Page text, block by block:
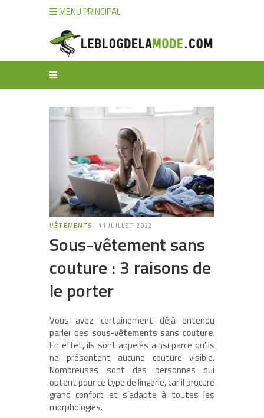
MENU PRINCIPAL
VÊTEMENTS 11 JUILLET 2022
Sous-vêtement sans
couture : 3 raisons de
le porter
Vous avez certainement déjà entendu
parler des sous-vêtements sans couture.
En effet, ils sont appelés ainsi parce qu’ils
ne présentent aucune couture visible.
Nombreuses sont des personnes qui
optent pour ce type de lingerie, car il procure
grand confort et s’adapte à toutes les
morphologies.